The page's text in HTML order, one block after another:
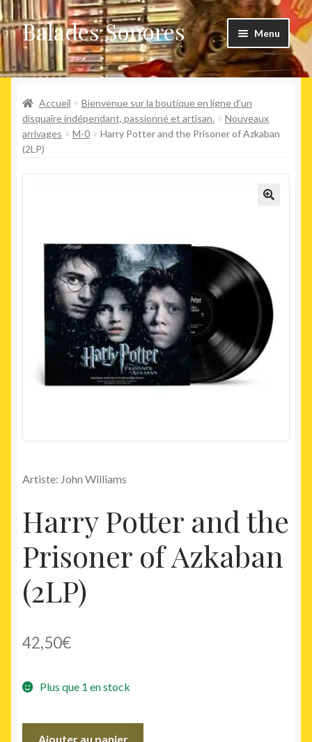
Aller
à
la
navigation
Aller
au
contenu
Balades Sonores Menu
Boutique
Nouveaux arrivages
le
menu
Précommandes
Agenda
Accueil
Bienvenue sur la boutique en ligne d’un
disquaire indépendant, passionné et artisan.
Nouveaux
arrivages
M-0
Harry Potter and the Prisoner of Azkaban
(2LP)
Artiste: John Williams
Harry Potter and the
Prisoner of Azkaban
(2LP)
42,50€
Plus que 1 en stock
Ajouter au panier